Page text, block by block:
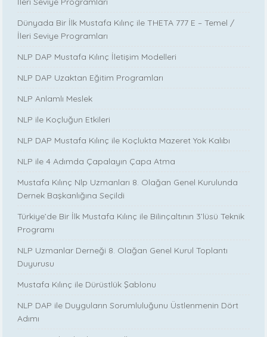
Dünyada Bir İlk Mustafa Kılınç ile THETA 777 E – Temel /
İleri Seviye Programları
NLP DAP Mustafa Kılınç İletişim Modelleri
NLP DAP Uzaktan Eğitim Programları
NLP Anlamlı Meslek
NLP ile Koçluğun Etkileri
NLP DAP Mustafa Kılınç ile Koçlukta Mazeret Yok Kalıbı
NLP ile 4 Adımda Çapalayın Çapa Atma
Mustafa Kılınç Nlp Uzmanları 8. Olağan Genel Kurulunda
Dernek Başkanlığına Seçildi
Türkiye’de Bir İlk Mustafa Kılınç ile Bilinçaltının 3’lüsü Teknik
Programı
NLP Uzmanlar Derneği 8. Olağan Genel Kurul Toplantı
Duyurusu
Mustafa Kılınç ile Dürüstlük Şablonu
NLP DAP ile Duyguların Sorumluluğunu Üstlenmenin Dört
Adımı